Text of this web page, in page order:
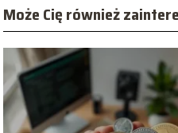
Może Cię również